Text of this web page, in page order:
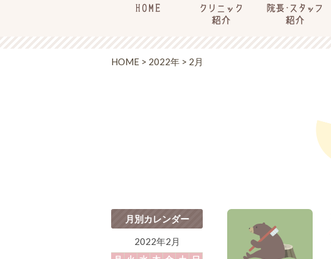
HOME > 2022年 > 2月
月別カレンダー
2022年2月